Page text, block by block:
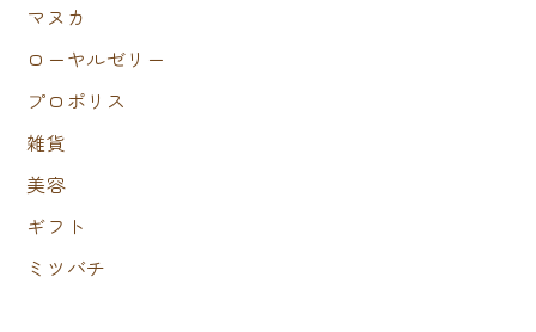
マヌカ
ローヤルゼリー
プロポリス
雑貨
美容
ギフト
ミツバチ